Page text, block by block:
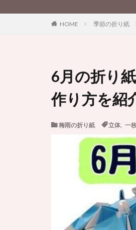
HOME 季節の折り紙
6月の折り
作り方を紹
梅雨の折り紙 立体 一